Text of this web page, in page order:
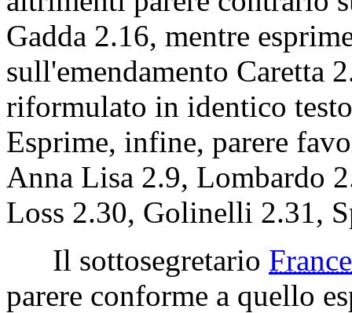
Gadda 2.16, mentre
sull'emendamento Caretta
riformulato in identico
Esprime, infine, parere
Anna Lisa 2.9, Lombardo
Loss 2.30, Golinelli 2.31,
Il sottosegretario
parere conforme a quello